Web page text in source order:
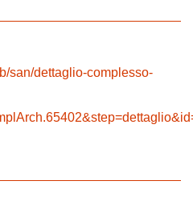
san/dettaglio-complesso-